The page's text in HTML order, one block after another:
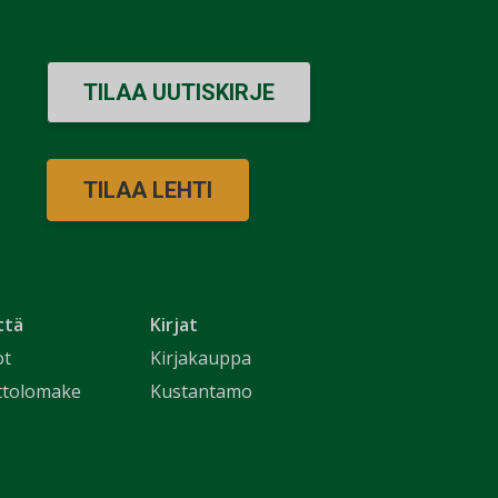
Kirjat
Kirjakauppa
Kustantamo
TILAA UUTISKIRJE
TILAA LEHTI